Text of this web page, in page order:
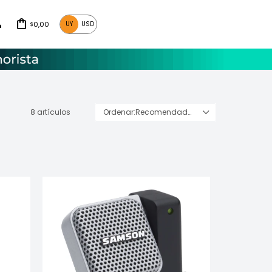
$0,00 UY USD
8 artículos Recomendados